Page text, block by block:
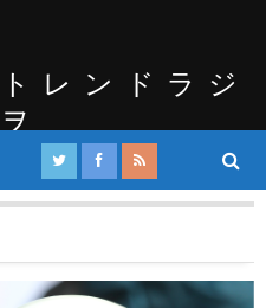
トレンドラジ
ヲ